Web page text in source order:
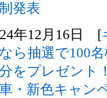
発表
年12月16日 [
ら抽選で100
をプレゼント
・新色キャン